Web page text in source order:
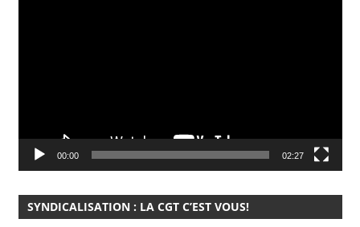
00:00 02:27
SYNDICALISATION : LA CGT C’EST VOUS!